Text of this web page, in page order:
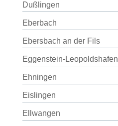
Dußlingen
Eberbach
Ebersbach an der Fils
Eggenstein-Leopoldshafen
Ehningen
Eislingen
Ellwangen